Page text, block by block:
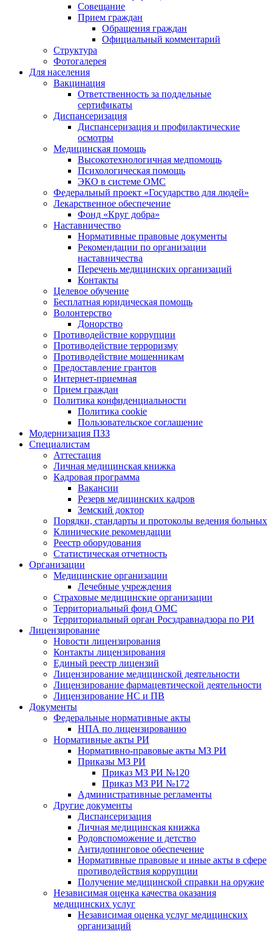
Совещание
Прием граждан
Обращения граждан
Официальный комментарий
Структура
Фотогалерея
Для населения
Вакцинация
Ответственность за поддельные
сертификаты
Диспансеризация
Диспансеризация и профилактические
осмотры
Медицинская помощь
Высокотехнологичная медпомощь
Психологическая помощь
ЭКО в системе ОМС
Федеральный проект «Государство для людей»
Лекарственное обеспечение
Фонд «Круг добра»
Наставничество
Нормативные правовые документы
Рекомендации по организации
наставничества
Перечень медицинских организаций
Контакты
Целевое обучение
Бесплатная юридическая помощь
Волонтерство
Донорство
Противодействие коррупции
Противодействие терроризму
Противодействие мошенникам
Предоставление грантов
Интернет-приемная
Прием граждан
Политика конфиденциальности
Политика cookie
Пользовательское соглашение
Модернизация ПЗЗ
Специалистам
Аттестация
Личная медицинская книжка
Кадровая программа
Вакансии
Резерв медицинских кадров
Земский доктор
Порядки, стандарты и протоколы ведения больных
Клинические рекомендации
Реестр оборудования
Статистическая отчетность
Организации
Медицинские организации
Лечебные учреждения
Страховые медицинские организации
Территориальный фонд ОМС
Территориальный орган Росздравнадзора по РИ
Лицензирование
Новости лицензирования
Контакты лицензирования
Единый реестр лицензий
Лицензирование медицинской деятельности
Лицензирование фармацевтической деятельности
Лицензирование НС и ПВ
Документы
Федеральные нормативные акты
НПА по лицензированию
Нормативные акты РИ
Нормативно-правовые акты МЗ РИ
Приказы МЗ РИ
Приказ МЗ РИ №120
Приказ МЗ РИ №172
Административные регламенты
Другие документы
Диспансеризация
Личная медицинская книжка
Родовспоможение и детство
Антидопинговое обеспечение
Нормативные правовые и иные акты в сфере
противодействия коррупции
Получение медицинской справки на оружие
Независимая оценка качества оказания
медицинских услуг
Независимая оценка услуг медицинскиx
организаций